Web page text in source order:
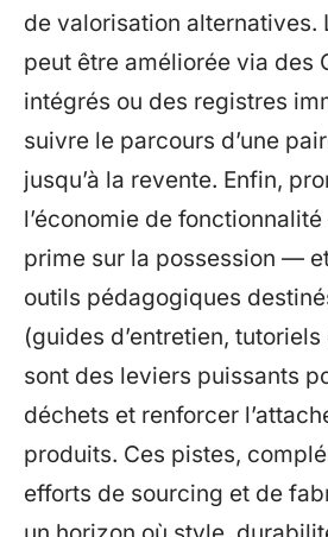
de valorisation alternatives.
peut être améliorée via des
intégrés ou des registres
suivre le parcours d’une
jusqu’à la revente. Enfin,
l’économie de
prime sur la possession —
outils pédagogiques
(guides d’entretien,
sont des leviers puissants
déchets et renforcer
produits. Ces pistes,
efforts de sourcing et de